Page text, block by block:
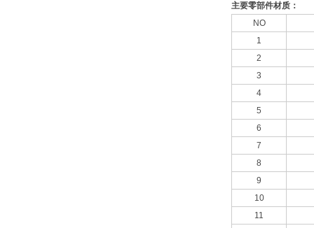
主要零部件材质：
NO
1
2
3
4
5
6
7
8
9
10
11